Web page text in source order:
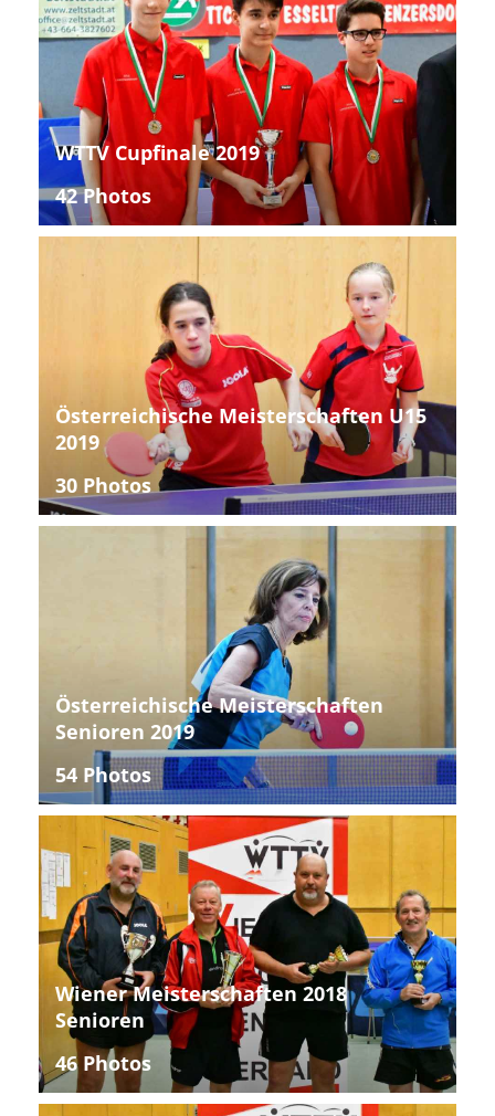
WTTV Cupfinale 2019
42 Photos
Österreichische Meisterschaften U15
2019
30 Photos
Österreichische Meisterschaften
Senioren 2019
54 Photos
Wiener Meisterschaften 2018
Senioren
46 Photos